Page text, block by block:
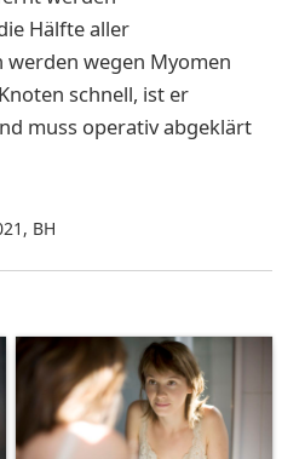
Hälfte aller
wegen Myomen
schnell, ist er
muss operativ abgeklärt
, BH